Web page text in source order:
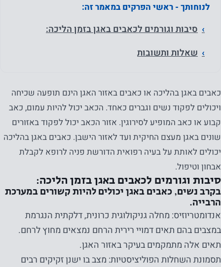
לנוחותך - ראשי הפרקים במאמר זה:
סיבות וגורמים לכאבים באגן בזמן הליכה:
שאלות ותשובות
כאבים באגן בהליכה או כאבים באזור האגן הינם תופעה שכיחה
ויכולים לפקוד נשים וגברים כאחד. הכאב יכול להיות עמום, כאב
קבוע או כאב המופיע לסירוגין. אזור הכאב יכול לפקוד באזורים
שונים באגן מעצם החיקית ועד לאזור הישבן. כאבים באגן בהליכה
יכולים לאותת על בעיה רפואית הדורשת פניה לרופא לקבלת
אבחון וטיפול.
סיבות וגורמים לכאבים באגן בזמן הליכה:
בקרב נשים, כאבים באגן יכולים להיות קשורים במערכת
הרבייה.
אנדומטריוזיס: מחלה גניקולוגית כרונית, דלקתית הנגרמת
במצבים בהם תאים דמויי רירית הרחם נמצאים מחוץ לרחם.
תאים אלה מתמקמים בעיקר באזור האגן.
תסמונת השחלות הפוליציסטיות: מצב בו ישנן זקיקים רבים